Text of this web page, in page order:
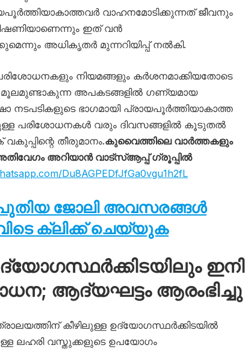
വാഹനമോടിക്കുന്നത് ജീവനും
ഇത് വൻ
അധികൃതർ മുന്നറിയിപ്പ് നൽകി.
നിയമങ്ങളും കർശനമാക്കിയതോടെ
അപകടങ്ങളിൽ ഗണ്യമായ
നടപടികളുടെ ഭാഗമായി പ്രായപൂർത്തിയാകാത്ത
പരിശോധനകൾ വരും ദിവസങ്ങളിൽ കൂടുതൽ
തീരുമാനം.കുവൈത്തിലെ വാർത്തകളും
അറിയാൻ വാട്സ്ആപ്പ് ഗ്രൂപ്പിൽ
Du8AGPEDfJfGa0vgu1h2fL
ജോലി അവസരങ്ങൾ
ക്ലിക്ക് ചെയ്യുക
ഇനി
ആദ്യഘട്ടം ആരംഭിച്ചു
കീഴിലുള്ള ഉദ്യോഗസ്ഥർക്കിടയിൽ
ലഹരി വസ്തുക്കളുടെ ഉപയോഗം